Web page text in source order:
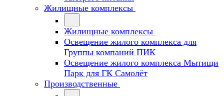
Жилищные комплексы
Жилищные комплексы
Освещение жилого комплекса для
Группы компаний ПИК
Освещение жилого комплекса Мытищи
Парк для ГК Самолёт
Производственные